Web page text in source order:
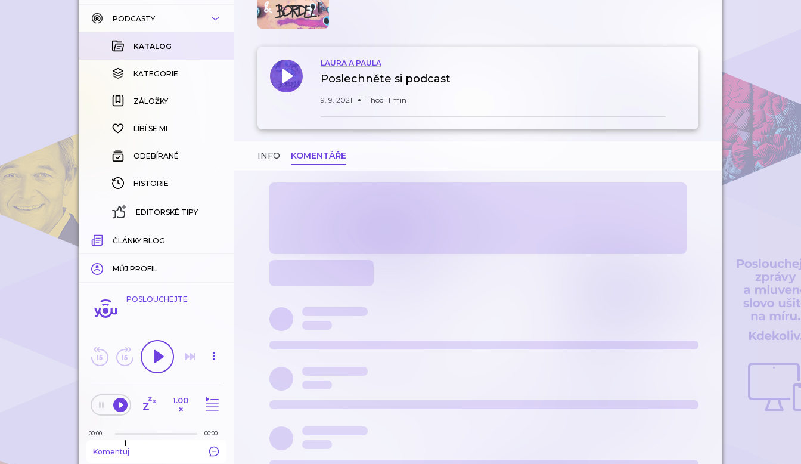
KATALOG
KOUPENÉ
KATEGORIE
ZÁLOŽKY
HISTORIE
PODCASTY
KATALOG
KATEGORIE
ZÁLOŽKY
LÍBÍ SE MI
ODEBÍRANÉ
HISTORIE
EDITORSKÉ TIPY
ČLÁNKY BLOG
MŮJ PROFIL
POSLOUCHEJTE
1.00
×
00:00 00:00
Komentuj
LAURA A PAULA
Poslechněte si podcast
9. 9. 2021 1 hod 11 min
INFO KOMENTÁŘE